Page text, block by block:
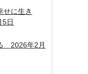
せに生き
日
2026年2月